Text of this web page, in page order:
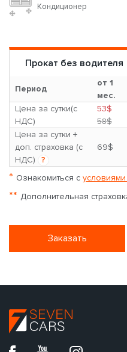
Кондиционер
Прокат без водителя
Период
от 1
мес.
Цена за сутки(с
НДС)
53$
58$
Цена за сутки +
доп. страховка (с
НДС)
?
69$
* Ознакомиться с
** Дополнительная
Заказать